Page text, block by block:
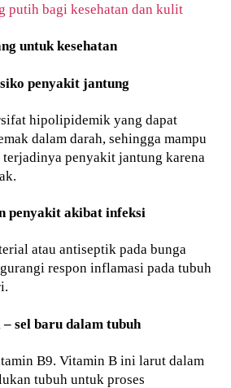
putih bagi kesehatan dan kulit
untuk kesehatan
penyakit jantung
hipolipidemik yang dapat
dalam darah, sehingga mampu
terjadinya penyakit jantung karena
penyakit akibat infeksi
atau antiseptik pada bunga
respon inflamasi pada tubuh
sel baru dalam tubuh
B9. Vitamin B ini larut dalam
tubuh untuk proses